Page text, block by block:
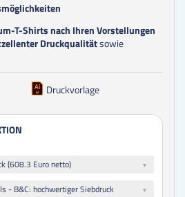
T-Shirts nach Ihren Vorstellungen
Druckqualitätsowie
Druckvorlage
(608.3 Euro netto)
- B&C: hochwertiger Siebdruck